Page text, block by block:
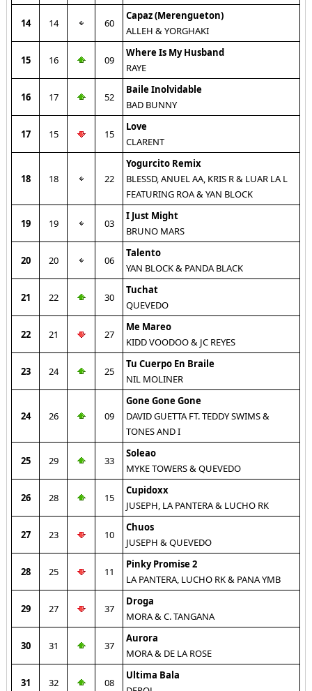
14 14 60
Capaz (Merengueton)
ALLEH & YORGHAKI
15 16 09
Where Is My Husband
RAYE
16 17 52
Baile Inolvidable
BAD BUNNY
17 15 15
Love
CLARENT
18 18 22
Yogurcito Remix
BLESSD, ANUEL AA, KRIS R & LUAR LA L
FEATURING ROA & YAN BLOCK
19 19 03
I Just Might
BRUNO MARS
20 20 06
Talento
YAN BLOCK & PANDA BLACK
21 22 30
Tuchat
QUEVEDO
22 21 27
Me Mareo
KIDD VOODOO & JC REYES
23 24 25
Tu Cuerpo En Braile
NIL MOLINER
24 26 09
Gone Gone Gone
DAVID GUETTA FT. TEDDY SWIMS &
TONES AND I
25 29 33
Soleao
MYKE TOWERS & QUEVEDO
26 28 15
Cupidoxx
JUSEPH, LA PANTERA & LUCHO RK
27 23 10
Chuos
JUSEPH & QUEVEDO
28 25 11
Pinky Promise 2
LA PANTERA, LUCHO RK & PANA YMB
29 27 37
Droga
MORA & C. TANGANA
30 31 37
Aurora
MORA & DE LA ROSE
31 32 08
Ultima Bala